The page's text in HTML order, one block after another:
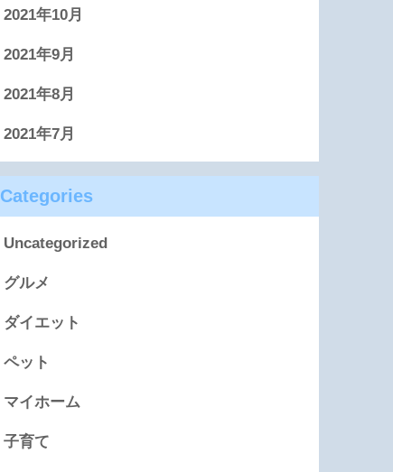
2021年10月
2021年9月
2021年8月
2021年7月
Categories
Uncategorized
グルメ
ダイエット
ペット
マイホーム
子育て